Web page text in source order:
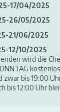
17/04/2025
26/05/2025
21/06/2025
12/10/2025
wird die
zwar bis 19:00
bis 12:00 Uhr